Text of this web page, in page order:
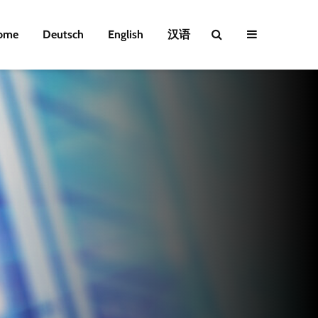
Deutsch English 汉语